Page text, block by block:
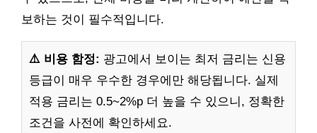
보하는 것이 필수적입니다.
⚠️ 비용 함정: 광고에서 보이는 최저 금리는 신용
등급이 매우 우수한 경우에만 해당됩니다. 실제
적용 금리는 0.5~2%p 더 높을 수 있으니, 정확한
조건을 사전에 확인하세요.